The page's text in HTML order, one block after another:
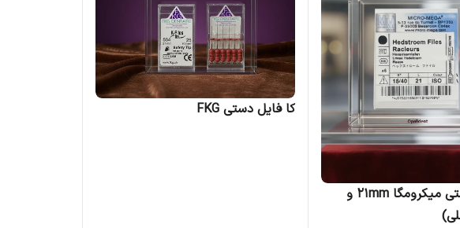
اچ فایل دستی میکرومگا 21mm و
کا فایل دستی FKG